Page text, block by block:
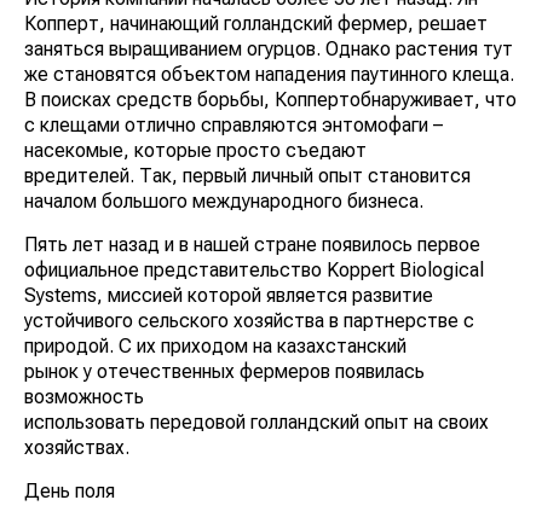
Копперт, начинающий голландский фермер, решает
заняться выращиванием огурцов. Однако растения тут
же становятся объектом нападения паутинного клеща.
В поисках средств борьбы, Коппертобнаруживает, что
с клещами отлично справляются энтомофаги –
насекомые, которые просто съедают
вредителей. Так, первый личный опыт становится
началом большого международного бизнеса.
Пять лет назад и в нашей стране появилось первое
официальное представительство Koppert Biological
Systems, миссией которой является развитие
устойчивого сельского хозяйства в партнерстве с
природой. С их приходом на казахстанский
рынок у отечественных фермеров появилась
возможность
использовать передовой голландский опыт на своих
хозяйствах.
День поля